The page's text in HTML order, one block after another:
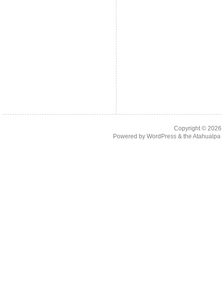
Copyright ©
Powered by WordPress& the Atahualpa